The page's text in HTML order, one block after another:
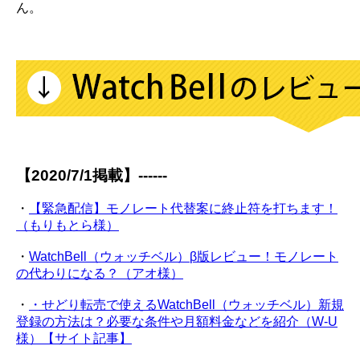
ん。
【2020/7/1掲載】------
・
【緊急配信】モノレート代替案に終止符を打ちます！
（もりもとら様）
・ WatchBell（ウォッチベル）β版レビュー！モノレート
の代わりになる？（アオ様）
・
・せどり転売で使えるWatchBell（ウォッチベル）新規
登録の方法は？必要な条件や月額料金などを紹介（W-U
様）【サイト記事】